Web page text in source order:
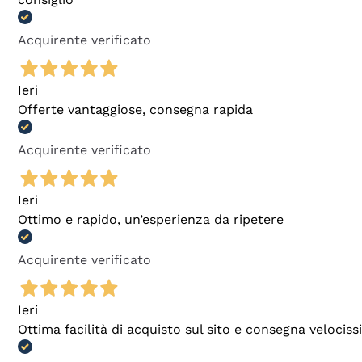
Acquirente verificato
Ieri
Offerte vantaggiose, consegna rapida
Acquirente verificato
Ieri
Ottimo e rapido, un’esperienza da ripetere
Acquirente verificato
Ieri
Ottima facilità di acquisto sul sito e consegna